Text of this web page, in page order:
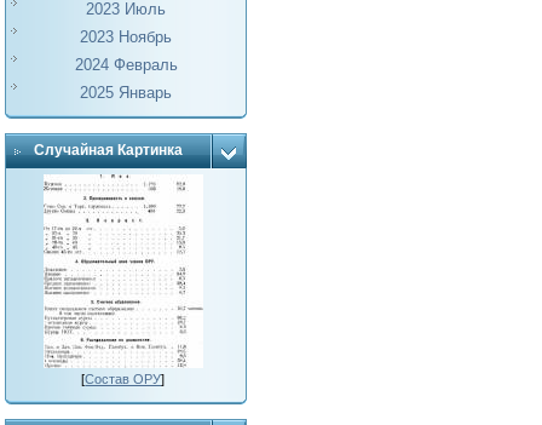
2023 Июль
2023 Ноябрь
2024 Февраль
2025 Январь
Случайная Картинка
[Состав ОРУ]